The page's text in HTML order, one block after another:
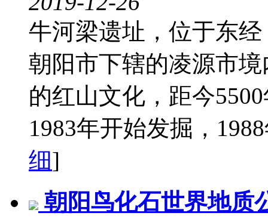
牛河梁遗址，位于东经
朝阳市下辖的凌源市
的红山文化，距今
1983年开始发掘，
细]
朝阳鸟化石世界地质